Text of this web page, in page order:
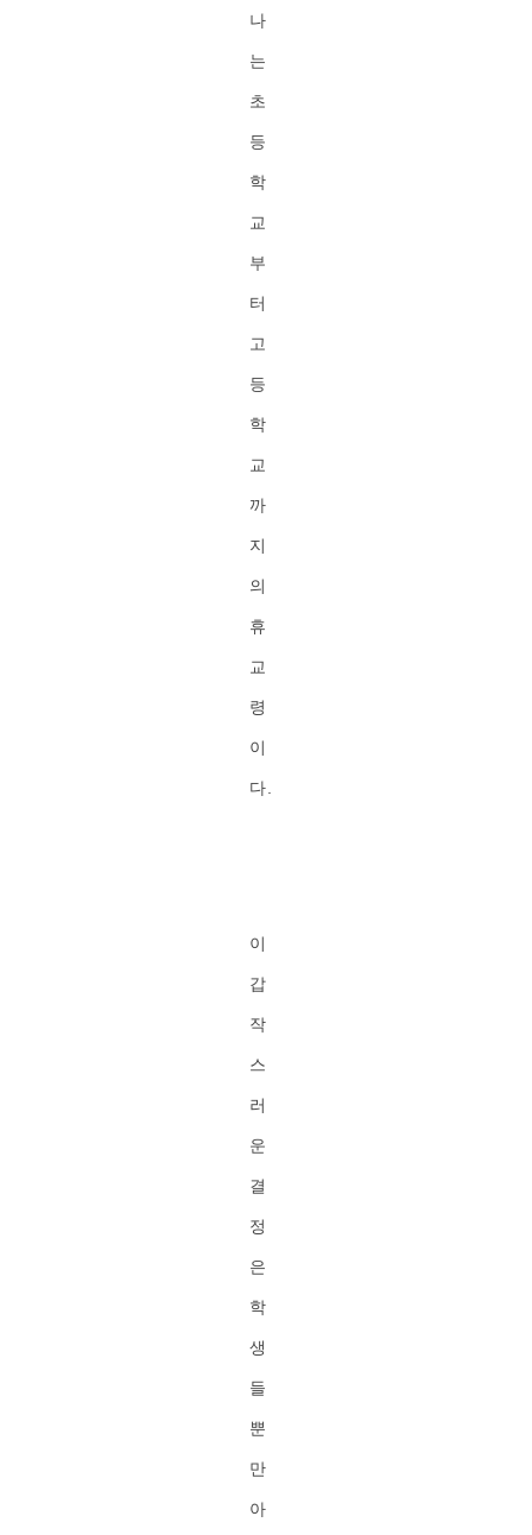
나
는
초
등
학
교
부
터
고
등
학
교
까
지
의
휴
교
령
이
다.
이
갑
작
스
러
운
결
정
은
학
생
들
뿐
만
아